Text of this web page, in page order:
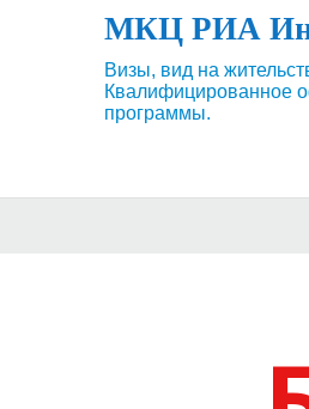
МКЦ РИА
Визы, вид на
Квалифицированное
программы.